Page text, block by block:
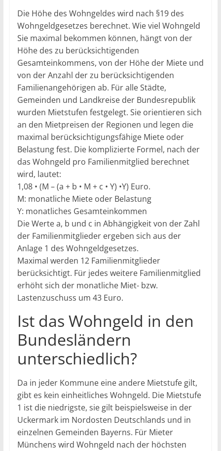
Die Höhe des Wohngeldes wird nach §19 des
Wohngeldgesetzes berechnet. Wie viel Wohngeld
Sie maximal bekommen können, hängt von der
Höhe des zu berücksichtigenden
Gesamteinkommens, von der Höhe der Miete und
von der Anzahl der zu berücksichtigenden
Familienangehörigen ab. Für alle Städte,
Gemeinden und Landkreise der Bundesrepublik
wurden Mietstufen festgelegt. Sie orientieren sich
an den Mietpreisen der Regionen und legen die
maximal berücksichtigungsfähige Miete oder
Belastung fest. Die komplizierte Formel, nach der
das Wohngeld pro Familienmitglied berechnet
wird, lautet:
1,08 • (M – (a + b • M + c • Y) •Y) Euro.
M: monatliche Miete oder Belastung
Y: monatliches Gesamteinkommen
Die Werte a, b und c in Abhängigkeit von der Zahl
der Familienmitglieder ergeben sich aus der
Anlage 1 des Wohngeldgesetzes.
Maximal werden 12 Familienmitglieder
berücksichtigt. Für jedes weitere Familienmitglied
erhöht sich der monatliche Miet- bzw.
Lastenzuschuss um 43 Euro.
Ist das Wohngeld in den
Bundesländern
unterschiedlich?
Da in jeder Kommune eine andere Mietstufe gilt,
gibt es kein einheitliches Wohngeld. Die Mietstufe
1 ist die niedrigste, sie gilt beispielsweise in der
Uckermark im Nordosten Deutschlands und in
einzelnen Gemeinden Bayerns. Für Mieter
Münchens wird Wohngeld nach der höchsten